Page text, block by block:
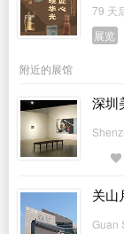
79 天
展览
附近的展馆
深圳
关山
Guan